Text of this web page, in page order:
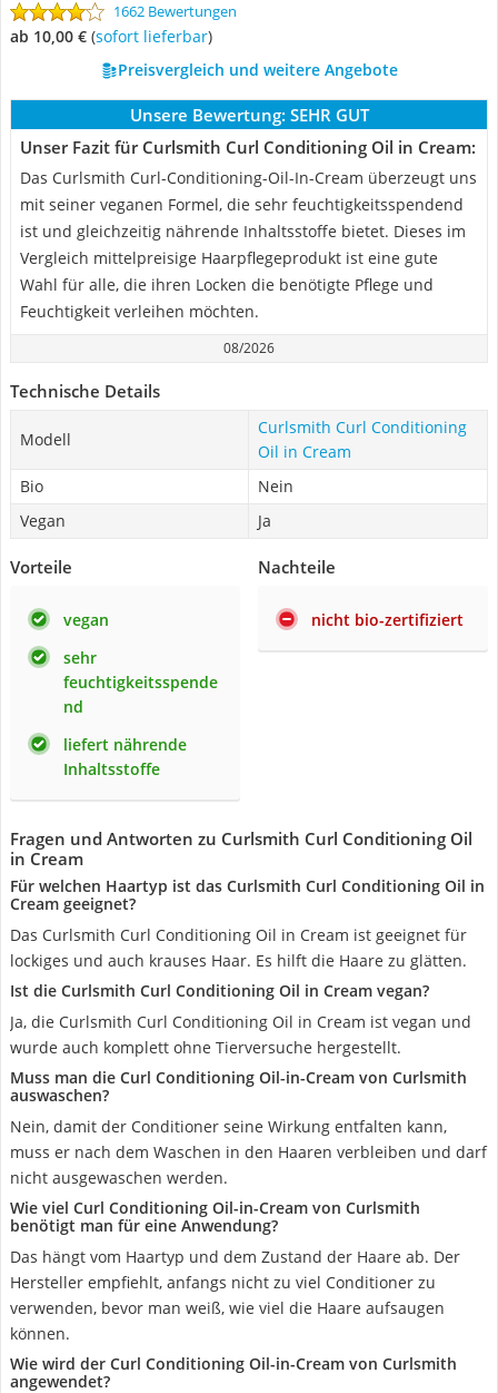
1662 Bewertungen
ab 10,00 € ( Sofort lieferbar)
Preisvergleich und weitere Angebote
Unsere Bewertung: SEHR GUT
Unser Fazit für Curlsmith Curl Conditioning Oil in Cream:
Das Curlsmith Curl-Conditioning-Oil-In-Cream überzeugt uns
mit seiner veganen Formel, die sehr feuchtigkeitsspendend
ist und gleichzeitig nährende Inhaltsstoffe bietet. Dieses im
Vergleich mittelpreisige Haarpflegeprodukt ist eine gute
Wahl für alle, die ihren Locken die benötigte Pflege und
Feuchtigkeit verleihen möchten.
08/2026
Technische Details
Modell
Curlsmith Curl Conditioning
Oil in Cream
Bio
Nein
Vegan
Ja
Vorteile
vegan
sehr
feuchtigkeitsspende
nd
liefert nährende
Inhaltsstoffe
Nachteile
nicht bio-zertifiziert
Fragen und Antworten zu Curlsmith Curl Conditioning Oil
in Cream
Für welchen Haartyp ist das Curlsmith Curl Conditioning Oil in
Cream geeignet?
Das Curlsmith Curl Conditioning Oil in Cream ist geeignet für
lockiges und auch krauses Haar. Es hilft die Haare zu glätten.
Ist die Curlsmith Curl Conditioning Oil in Cream vegan?
Ja, die Curlsmith Curl Conditioning Oil in Cream ist vegan und
wurde auch komplett ohne Tierversuche hergestellt.
Muss man die Curl Conditioning Oil-in-Cream von Curlsmith
auswaschen?
Nein, damit der Conditioner seine Wirkung entfalten kann,
muss er nach dem Waschen in den Haaren verbleiben und darf
nicht ausgewaschen werden.
Wie viel Curl Conditioning Oil-in-Cream von Curlsmith
benötigt man für eine Anwendung?
Das hängt vom Haartyp und dem Zustand der Haare ab. Der
Hersteller empfiehlt, anfangs nicht zu viel Conditioner zu
verwenden, bevor man weiß, wie viel die Haare aufsaugen
können.
Wie wird der Curl Conditioning Oil-in-Cream von Curlsmith
angewendet?